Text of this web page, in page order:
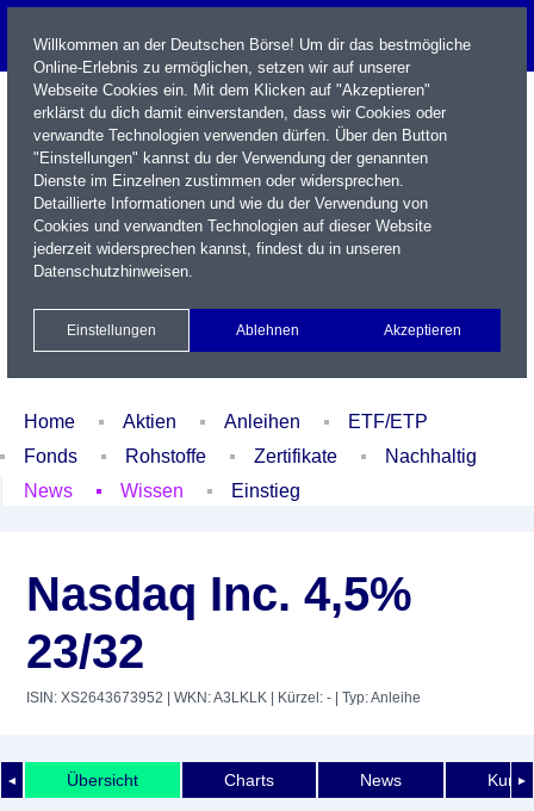
Name / WKN / ISIN / Kürzel
Xetra Realtime
Watchlist Portfolio Login
Home Aktien Anleihen
ETF/ETP
Fonds
Rohstoffe Zertifikate
Nachhaltig
News
Wissen Einstieg
Nasdaq Inc. 4,5%
23/32
ISIN: XS2643673952 | WKN: A3LKLK | Kürzel: - | Typ: Anleihe
◄ ►
Übersicht Charts News
Willkommen an der Deutschen Börse! Um dir das bestmögliche
Online-Erlebnis zu ermöglichen, setzen wir auf unserer
Webseite Cookies ein. Mit dem Klicken auf "Akzeptieren"
erklärst du dich damit einverstanden, dass wir Cookies oder
verwandte Technologien verwenden dürfen. Über den Button
"Einstellungen" kannst du der Verwendung der genannten
Dienste im Einzelnen zustimmen oder widersprechen.
Detaillierte Informationen und wie du der Verwendung von
Cookies und verwandten Technologien auf dieser Website
jederzeit widersprechen kannst, findest du in unseren
Datenschutzhinweisen.
Einstellungen Ablehnen Akzeptieren